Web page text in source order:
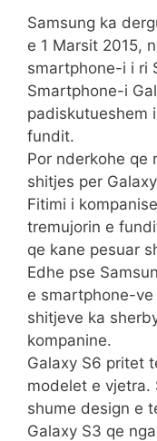
Samsung ka
e 1 Marsit 2015,
smartphone-i i ri
Smartphone-i
padiskutueshem
fundit.
Por nderkohe qe
shitjes per
Fitimi i
tremujorin e
qe kane pesuar
Edhe pse
e smartphone-
shitjeve ka
kompanine.
Galaxy S6 pritet
modelet e vjetra.
shume design e
Galaxy S3 qe